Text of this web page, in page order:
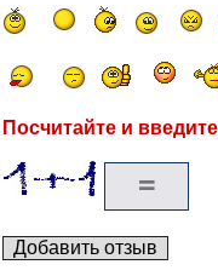
Посчитайте и